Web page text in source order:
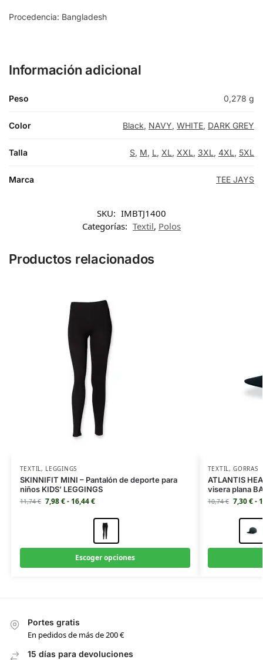
Procedencia: Bangladesh
Información adicional
Peso 0,278 g
Color Black, NAVY, WHITE, DARK GREY
Talla S, M, L, XL, XXL, 3XL, 4XL, 5XL
Marca TEE JAYS
SKU: IMBTJ1400
Categorías: Textil, Polos
Productos relacionados
TEXTIL, LEGGINGS
SKINNIFIT MINI – Pantalón de deporte para
niños KIDS’ LEGGINGS
11,74€ 7,98€- 16,44€
Escoger opciones
TEXTIL,GORRAS
ATLANTIS
visera plana
10,74€ 7,30€-
Portes gratis
En pedidos de más de 200 €
15 días para devoluciones